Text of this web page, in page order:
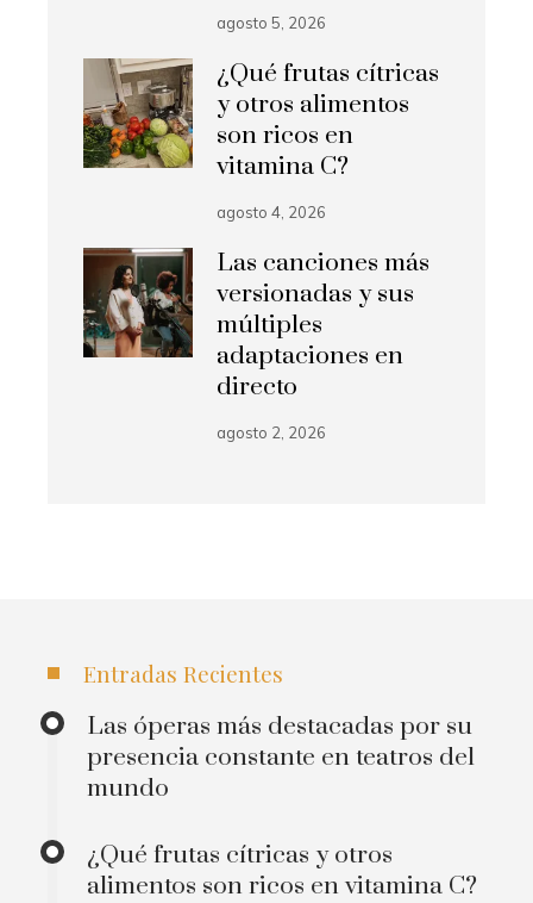
agosto 5, 2026
¿Qué frutas cítricas
y otros alimentos
son ricos en
vitamina C?
agosto 4, 2026
Las canciones más
versionadas y sus
múltiples
adaptaciones en
directo
agosto 2, 2026
Entradas Recientes
Las óperas más destacadas por su
presencia constante en teatros del
mundo
¿Qué frutas cítricas y otros
alimentos son ricos en vitamina C?